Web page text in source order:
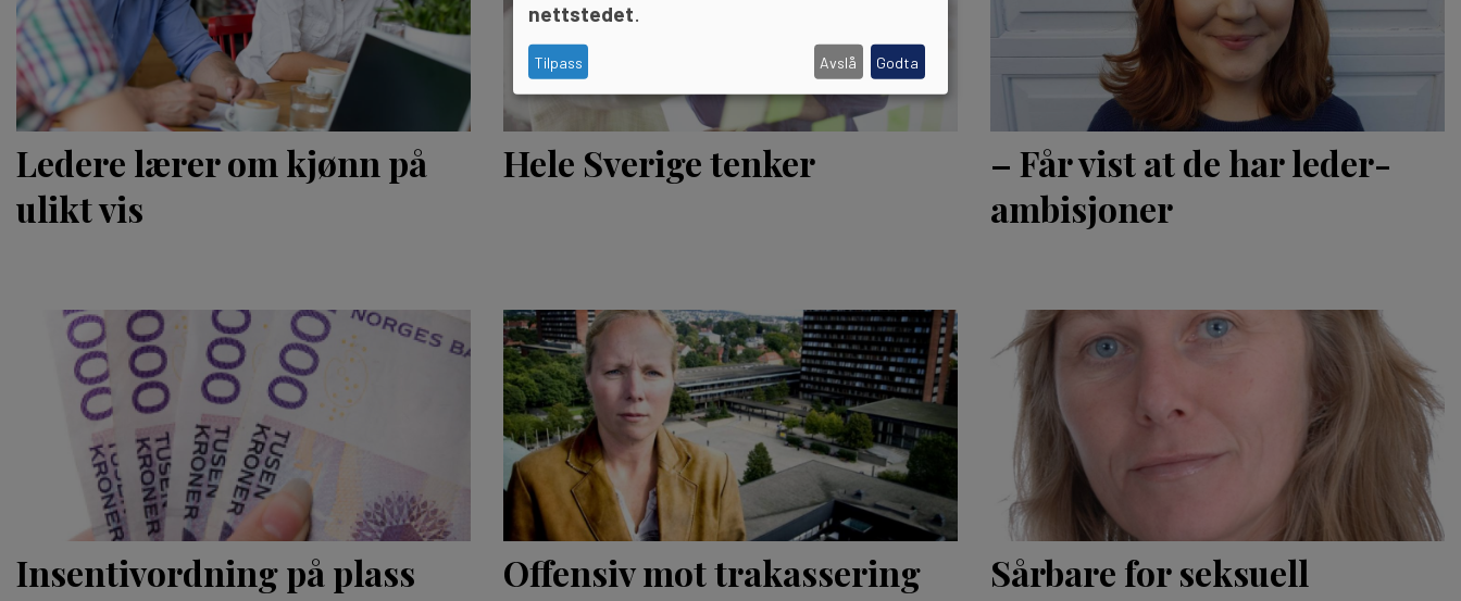
Ledere lærer om kjønn på
ulikt vis
Hele Sverige tenker
– Får vist at de har leder­
ambisjoner
Insentivordning på plass Offensiv mot trakassering
Sårbare for seksuell
nettstedet.
Tilpass Avslå Godta